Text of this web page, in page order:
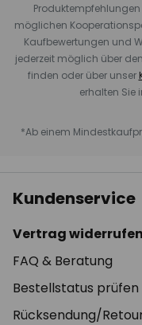
möglichen
Kaufbewertungen und
jederzeit möglich über
finden oder über unser
erhalten Sie
*Ab einem
Kundenservice
Vertrag widerrufen
FAQ & Beratung
Bestellstatus prüfen
Rücksendung/